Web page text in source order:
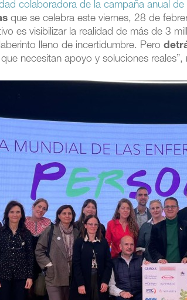
colaboradora de la campaña anual de
que se celebra este viernes, 28 de
es visibilizar la realidad de más de 3
lleno de incertidumbre. Pero
que necesitan apoyo y soluciones reales”,